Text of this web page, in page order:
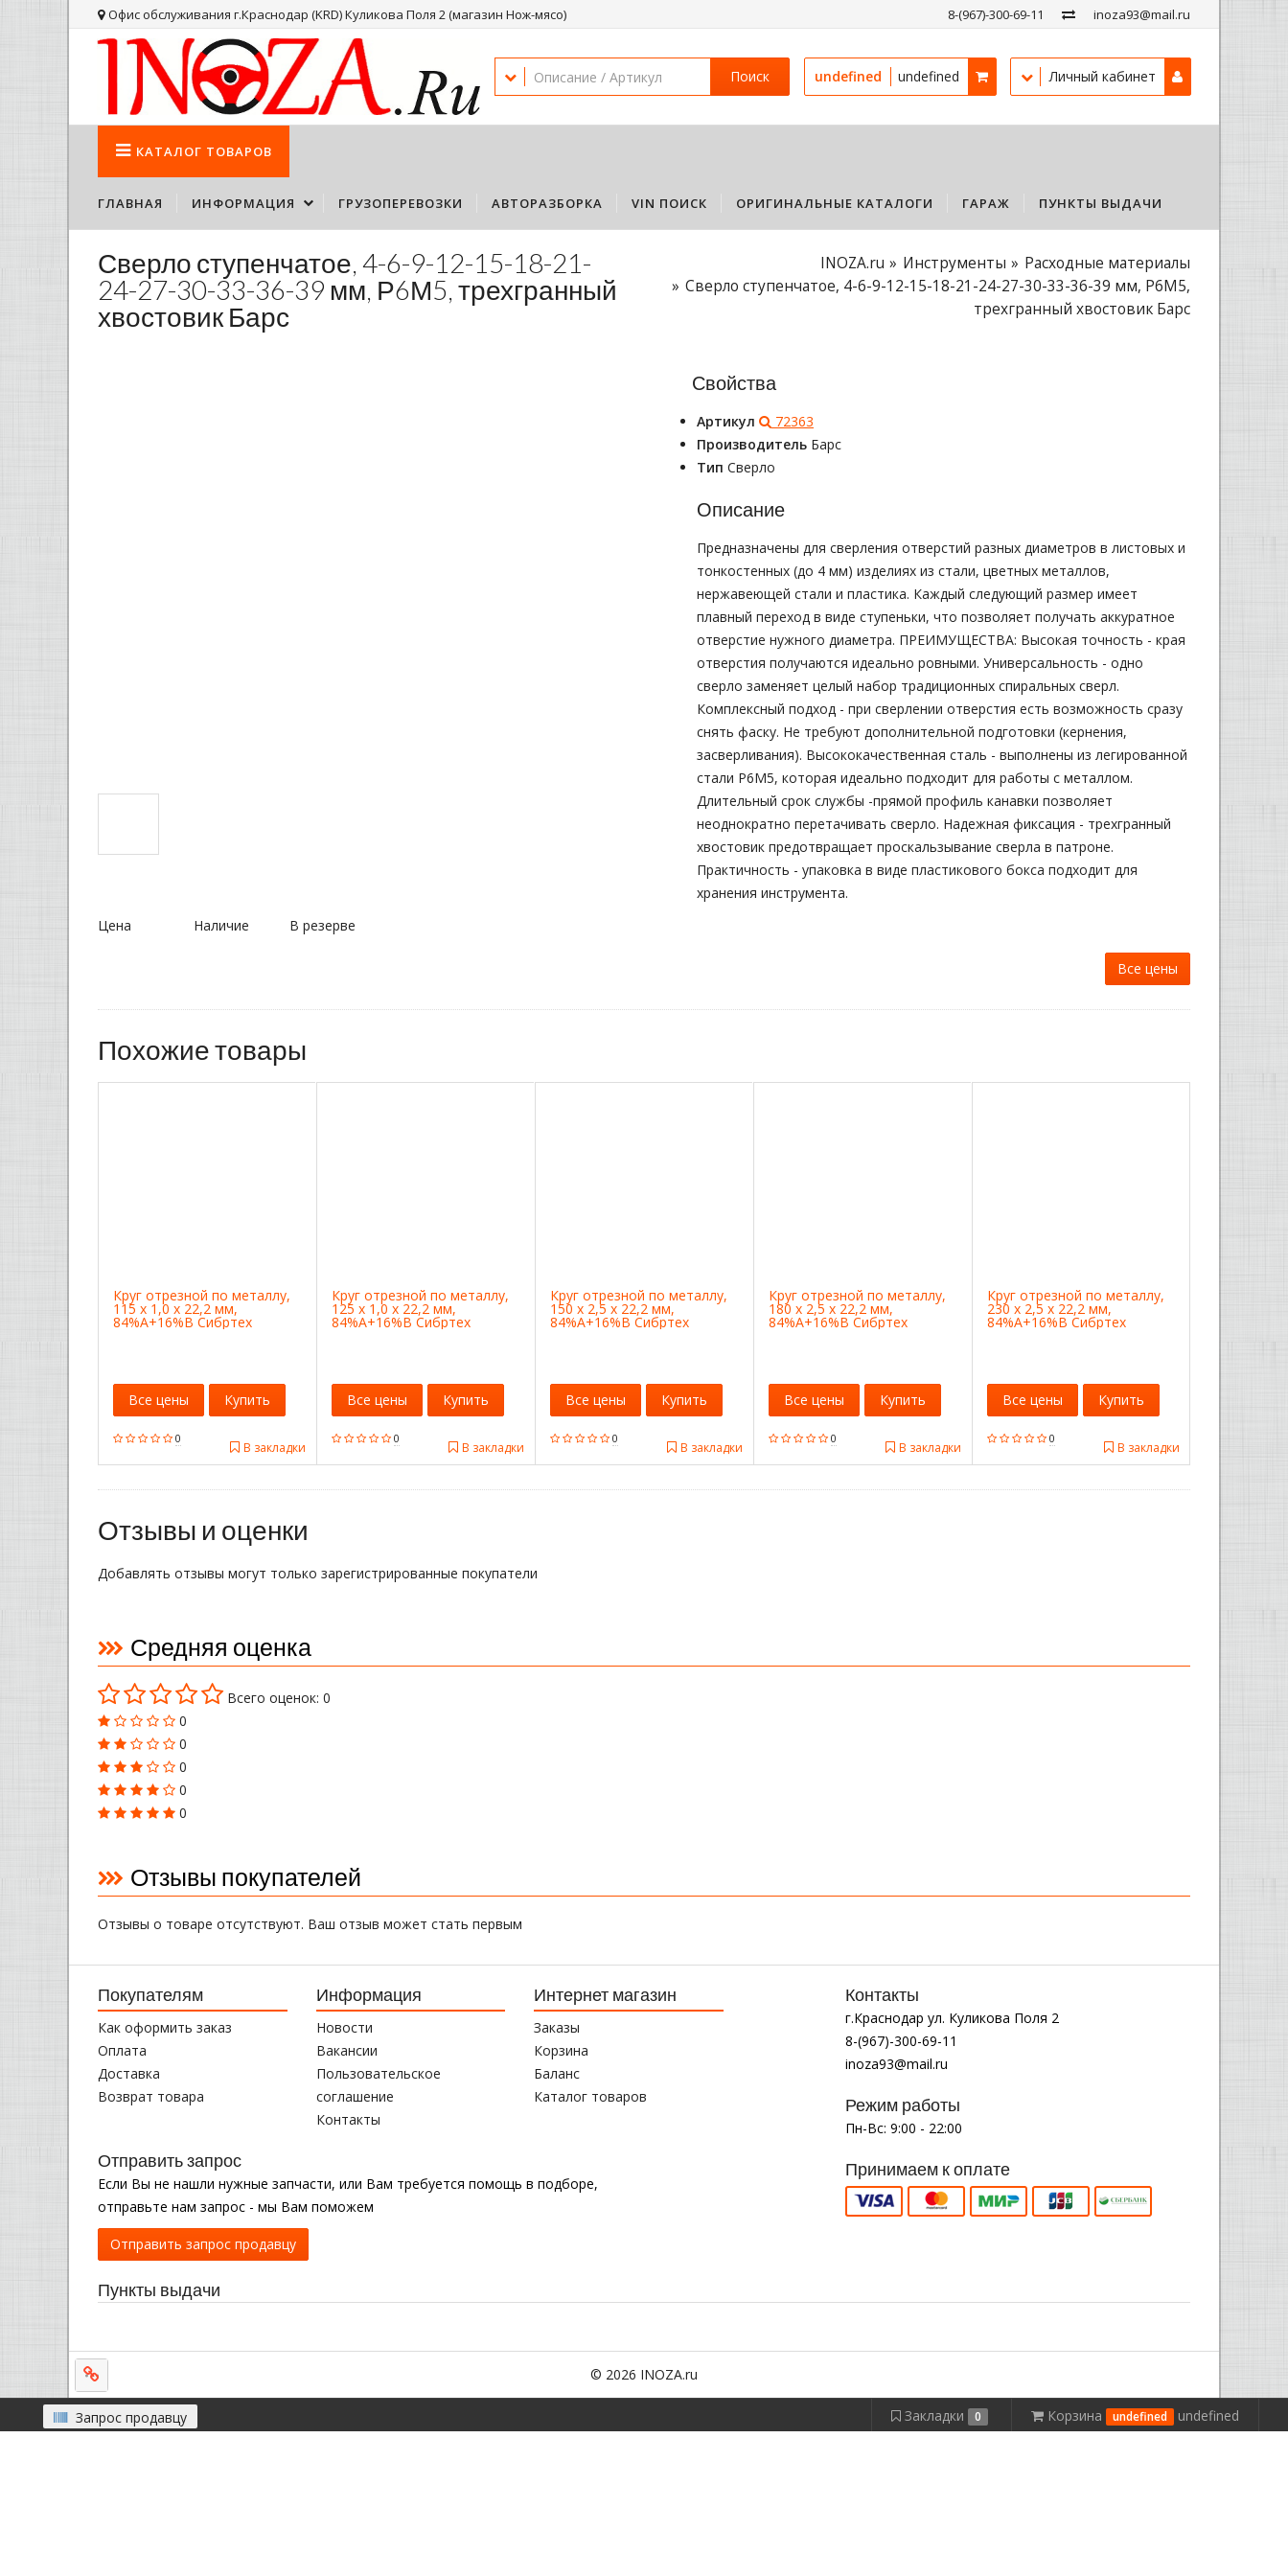
Офис обслуживания г.Краснодар (KRD) Куликова Поля 2 (магазин Нож-мясо) 8-(967)-300-69-11 inoza93@mail.ru
Поиск undefined undefined Личный кабинет
КАТАЛОГ ТОВАРОВ
ГЛАВНАЯ ИНФОРМАЦИЯ ГРУЗОПЕРЕВОЗКИ АВТОРАЗБОРКА VIN ПОИСК ОРИГИНАЛЬНЫЕ КАТАЛОГИ ГАРАЖ ПУНКТЫ ВЫДАЧИ
Сверло ступенчатое, 4-6-9-12-15-18-21-
24-27-30-33-36-39 мм, Р6М5, трехгранный
хвостовик Барс
INOZA.ru Инструменты
Расходные материалы
Сверло ступенчатое, 4-6-9-12-15-18-21-24-27-30-33-36-39 мм, Р6М5,
трехгранный хвостовик Барс
Свойства
Артикул
72363
Производитель Барс
Тип Сверло
Описание
Предназначены для сверления отверстий разных диаметров в листовых и
тонкостенных (до 4 мм) изделиях из стали, цветных металлов,
нержавеющей стали и пластика. Каждый следующий размер имеет
плавный переход в виде ступеньки, что позволяет получать аккуратное
отверстие нужного диаметра. ПРЕИМУЩЕСТВА: Высокая точность - края
отверстия получаются идеально ровными. Универсальность - одно
сверло заменяет целый набор традиционных спиральных сверл.
Комплексный подход - при сверлении отверстия есть возможность сразу
снять фаску. Не требуют дополнительной подготовки (кернения,
засверливания). Высококачественная сталь - выполнены из легированной
стали P6M5, которая идеально подходит для работы с металлом.
Длительный срок службы -прямой профиль канавки позволяет
неоднократно перетачивать сверло. Надежная фиксация - трехгранный
хвостовик предотвращает проскальзывание сверла в патроне.
Практичность - упаковка в виде пластикового бокса подходит для
хранения инструмента.
Цена
Наличие В резерве
Все цены
Похожие товары
Круг отрезной по металлу,
115 х 1,0 х 22,2 мм,
84%A+16%B Сибртех
0
В закладки
Все цены Купить
Круг отрезной по металлу,
125 х 1,0 х 22,2 мм,
84%A+16%B Сибртех
0
В закладки
Все цены Купить
Круг отрезной по металлу,
150 х 2,5 х 22,2 мм,
84%A+16%B Сибртех
0
В закладки
Все цены Купить
Круг отрезной по металлу,
180 х 2,5 х 22,2 мм,
84%A+16%B Сибртех
0
В закладки
Все цены Купить
Круг отрезной по металлу,
230 х 2,5 х 22,2 мм,
84%A+16%B Сибртех
0
В закладки
Все цены Купить
Отзывы и оценки
Добавлять отзывы могут только зарегистрированные покупатели
Средняя оценка
Всего оценок: 0
0
0
0
0
0
Отзывы покупателей
Отзывы о товаре отсутствуют. Ваш отзыв может стать первым
Покупателям
Как оформить заказ
Оплата
Доставка
Возврат товара
Информация
Новости
Вакансии
Пользовательское
соглашение
Контакты
Интернет магазин
Заказы
Корзина
Баланс
Каталог товаров
Отправить запрос
Если Вы не нашли нужные запчасти, или Вам требуется помощь в подборе,
отправьте нам запрос - мы Вам поможем
Отправить запрос продавцу
Контакты
г.Краснодар ул. Куликова Поля 2
8-(967)-300-69-11
inoza93@mail.ru
Режим работы
Пн-Вс: 9:00 - 22:00
Принимаем к оплате
Пункты выдачи
© 2026 INOZA.ru
Запрос продавцу Закладки 0 Корзина undefined undefined